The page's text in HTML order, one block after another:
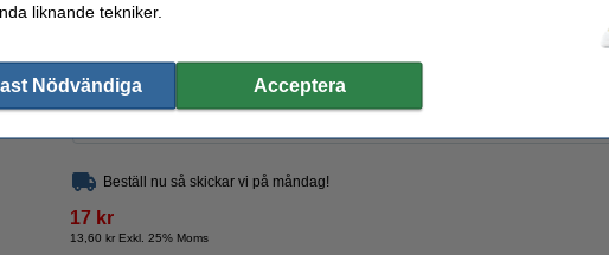
Bläckfärg:
Behöver du fler?
Beställ nu så skickar vi på måndag!
17 kr
13,60 kr Exkl. 25% Moms
liknande tekniker.
Nödvändiga Acceptera